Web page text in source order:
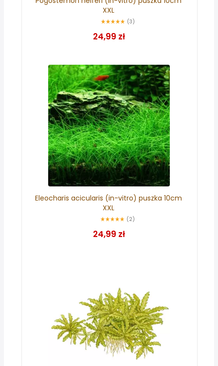
XXL
(3)
24,99 zł
Eleocharis acicularis (in-vitro) puszka 10cm
XXL
(2)
24,99 zł